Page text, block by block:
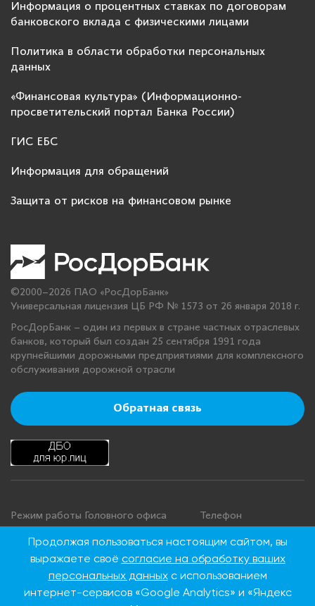
Информация о процентных ставках по договорам
банковского вклада с физическими лицами
Политика в области обработки персональных
данных
«Финансовая культура» (Информационно-
просветительский портал Банка России)
ГИС ЕБС
Информация для обращений
Защита от рисков на финансовом рынке
©2000–2026 ПАО «РосДорБанк»
Универсальная лицензия ЦБ РФ № 1573 от 26 января 2018 г.
РосДорБанк – один из первых в стране частных отраслевых
банков, который был создан 25 сентября 1991 года
крупнейшими дорожными предприятиями для комплексного
обслуживания дорожной отрасли
Обратная связь
Режим работы Головного офиса
Понедельник - четверг: с 9:00 до
18:00
Суббота, воскресенье: выходные
Телефон
+7 495 276 00 22
8 800 100 00 22
России)
Продолжая пользоваться настоящим сайтом, вы
выражаете своё согласие на обработку ваших
персональных данныхс использованием
интернет-сервисов «Google Analytics» и «Яндекс